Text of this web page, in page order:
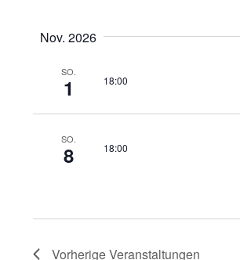
Liste
Veranstaltungen
den
gefilterten
Ergebnissen
Nov. 2026
SO.
1 18:00
SO.
8 18:00
VorherigeVeranstaltungen